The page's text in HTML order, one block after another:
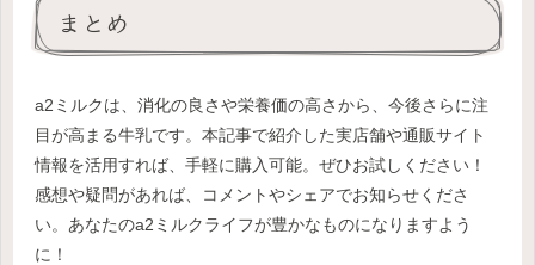
まとめ
a2ミルクは、消化の良さや栄養価の高さから、今後さらに注
目が高まる牛乳です。本記事で紹介した実店舗や通販サイト
情報を活用すれば、手軽に購入可能。ぜひお試しください！
感想や疑問があれば、コメントやシェアでお知らせくださ
い。あなたのa2ミルクライフが豊かなものになりますよう
に！